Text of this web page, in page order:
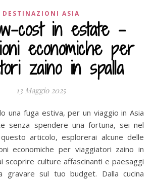
DESTINAZIONI ASIA
cost in estate –
economiche per
zaino in spalla
13 Maggio 2025
senza spendere una fortuna, sei nel
articolo, esplorerai alcune delle
economiche per viaggiatori zaino in
scoprire culture affascinanti e paesaggi
gravare sul tuo budget. Dalla cucina